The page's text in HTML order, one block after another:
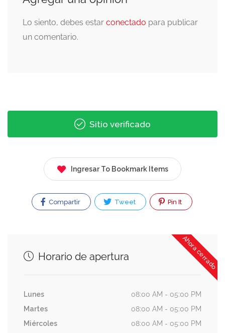
Lo siento, debes estar conectado para publicar
un comentario.
Sitio verificado
Ingresar To Bookmark Items
Compartir Tweet Pin It
Ahora cerrado
Horario de apertura
Lunes
08:00 AM - 05:00 PM
Martes
08:00 AM - 05:00 PM
Miércoles
08:00 AM - 05:00 PM